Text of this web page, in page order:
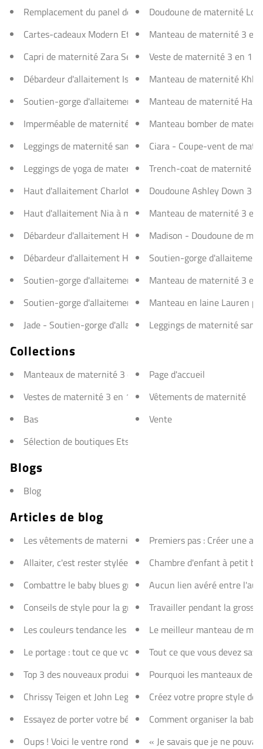
Remplacement du panel de maternité
Cartes-cadeaux Modern Eternity
Capri de maternité Zara Seamless Yoga sans coutures
Débardeur d'allaitement Isabella Yoga
Soutien-gorge d'allaitement Layla Yoga Racer Back
Imperméable de maternité 3 en 1 Kate
Leggings de maternité sans coutures Ella Activewear
Leggings de yoga de maternité sans coutures Ella
Haut d'allaitement Charlotte à manches longues et col rond
Haut d'allaitement Nia à manches courtes et col rond
Débardeur d'allaitement Hannah Active Maternity
Débardeur d'allaitement Hannah Yoga
Soutien-gorge d'allaitement Bella Active Maternity
Soutien-gorge d'allaitement Bella Yoga - Yoga de maternité
Jade - Soutien-gorge d'allaitement et de maternité sans
Doudoune de maternité
Manteau de maternité 3 en
Veste de maternité 3 en 1
Manteau de maternité
Manteau de maternité
Manteau bomber de
Ciara - Coupe-vent de
Trench-coat de maternité 3
Doudoune Ashley Down 3
Manteau de maternité 3 en
Madison - Doudoune de
Soutien-gorge d'allaitement
Manteau de maternité 3
Manteau en laine Lauren
Leggings de maternité sans
Collections
Manteaux de maternité 3 en 1
Vestes de maternité 3 en 1
Bas
Sélection de boutiques Etsy
Page d'accueil
Vêtements de maternité
Vente
Blogs
Blog
Articles de blog
Les vêtements de maternité indispensables (et ceux dont
Allaiter, c'est rester stylée : les meilleurs conseils de style
Combattre le baby blues grâce à la mode d'allaitement :
Conseils de style pour la grossesse et l'allaitement : des
Les couleurs tendance les plus en vogue pour l'allaitement
Le portage : tout ce que vous devez savoir
Top 3 des nouveaux produits pour bébés : Modern Eternity
Chrissy Teigen et John Legend annoncent l'arrivée de leur
Essayez de porter votre bébé en écharpe ou porte-bébé
Oups ! Voici le ventre rond de Kirsten Dunst qui confirme sa
Premiers pas : Créer une
Chambre d'enfant à petit
Aucun lien avéré entre
Travailler pendant la
Le meilleur manteau de
Tout ce que vous devez
Pourquoi les manteaux de
Créez votre propre style de
Comment organiser la
« Je savais que je ne